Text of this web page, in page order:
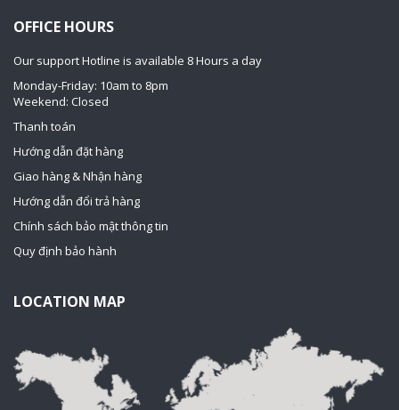
OFFICE HOURS
Our support Hotline is available 8 Hours a day
Monday-Friday: 10am to 8pm
Weekend: Closed
Thanh toán
Hướng dẫn đặt hàng
Giao hàng & Nhận hàng
Hướng dẫn đổi trả hàng
Chính sách bảo mật thông tin
Quy định bảo hành
LOCATION MAP